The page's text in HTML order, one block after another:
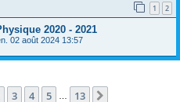
1 2
2020 - 2021
02 août 2024 13:57
13
3 4 5 … 13